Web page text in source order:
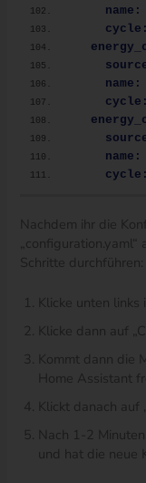
name:
cycle:
name:
cycle:
name:
cycle:
Nachdem ihr die
Schritte durchführen:
Klicke unten links
Klicke dann auf
Kommt dann die
Home Assistant
Klickt danach auf
Nach 1-2
und hat die neue